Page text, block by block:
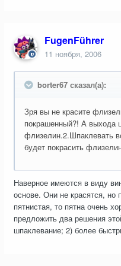
FugenFührer
11 ноября, 2006
borter67 сказал(а):
Зря вы не красите
покрашенный?! А выхода
флизелин.2.Шпаклевать
будет покрасить
Наверное имеются в виду
основе. Они не красятся, но
пятнистая, то пятна очень
предложить два решения
шпаклевание; 2) более